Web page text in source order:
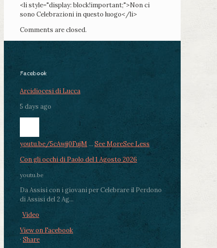
<li style="display: block!important;">Non ci
sono Celebrazioni in questo luogo</li>
Comments are closed.
Facebook
Arcidiocesi di Lucca
5 days ago
youtu.be/5cAwjj0FujM ... See MoreSee Less
Con gli occhi di Paolo del 1 Agosto 2026
youtu.be
Da Assisi con i giovani per Celebrare il Perdono
di Assisi del 2 Ag...
Video
View on Facebook
· Share